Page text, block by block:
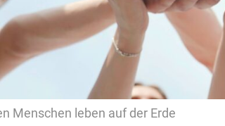
Menschen leben auf der Erde